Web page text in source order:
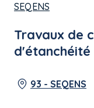
SEQENS
Travaux de
d'étanchéité
93 - SEQENS